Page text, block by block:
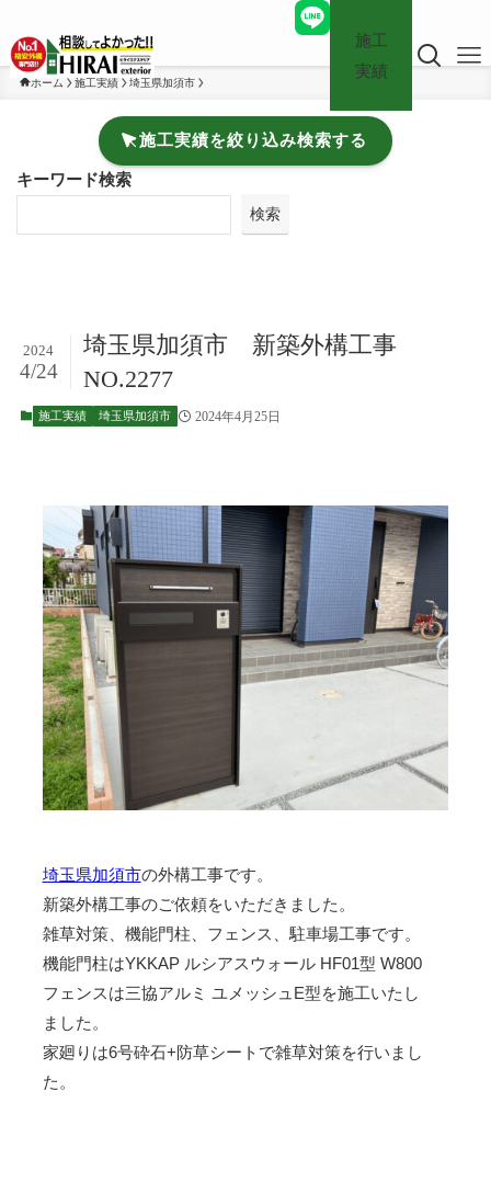
施工
実績
ホーム 施工実績 埼玉県加須市
施工実績を絞り込み検索する
キーワード検索
検索
埼玉県加須市 新築外構工事
NO.2277
2024
4/24
施工実績 埼玉県加須市 2024年4月25日
埼玉県加須市の外構工事です。
新築外構工事のご依頼をいただきました。
雑草対策、機能門柱、フェンス、駐車場工事です。
機能門柱はYKKAP ルシアスウォール HF01型 W800
フェンスは三協アルミ ユメッシュE型を施工いたし
ました。
家廻りは6号砕石+防草シートで雑草対策を行いまし
た。